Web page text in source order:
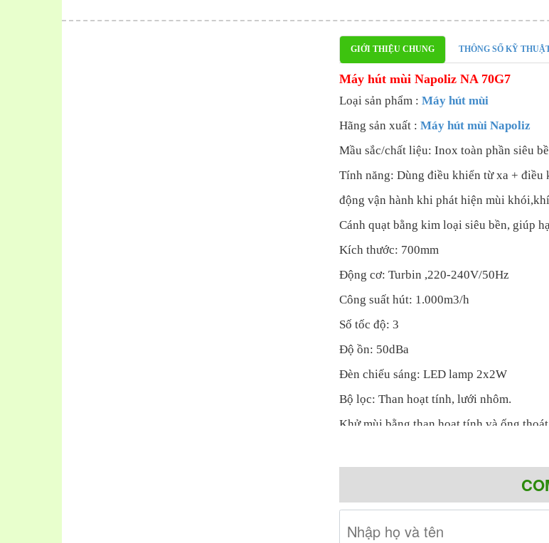
GIỚI THIỆU CHUNG THÔNG SỐ KỸ
Máy hút mùi Napoliz NA 70G7
Loại sản phẩm : Máy hút mùi
Hãng sản xuất : Máy hút mùi Napoliz
Mầu sắc/chất liệu: Inox toàn phần siêu
Tính năng: Dùng điều khiển từ xa + điều
động vận hành khi phát hiện mùi
Cánh quạt bằng kim loại siêu bền, giúp
Kích thước: 700mm
Động cơ: Turbin ,220-240V/50Hz
Công suất hút: 1.000m3/h
Số tốc độ: 3
Độ ồn: 50dBa
Đèn chiếu sáng: LED lamp 2x2W
Bộ lọc: Than hoạt tính, lưới nhôm.
Khử mùi bằng than hoạt tính và ống
: Máy hút mùi
Lưu ý: Siêu thị Bếp từ nhập khẩu là đại
công ty. Quý khách mua hàng tại Siêu